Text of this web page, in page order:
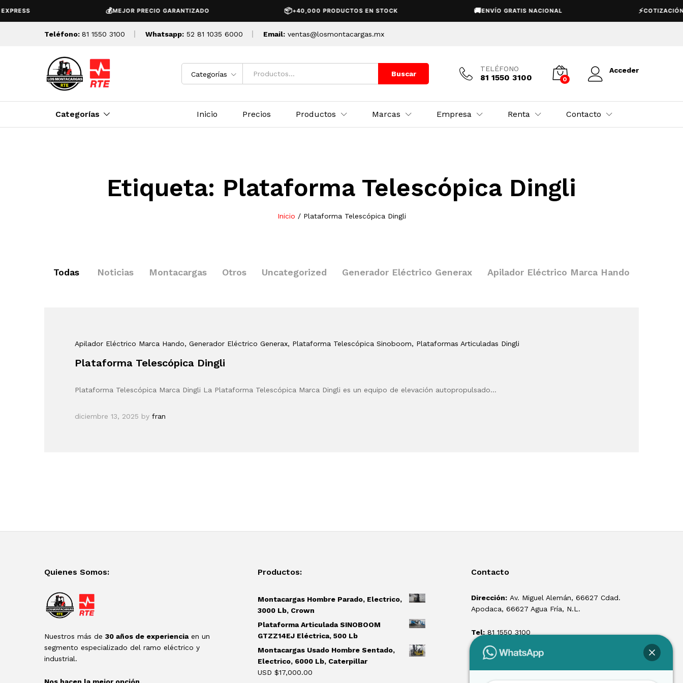
MEJOR PRECIO GARANTIZADO 📦+40,000 PRODUCTOS EN STOCK ENVÍO GRATIS NACIONAL COTIZACIÓN
Teléfono: 81 1550 3100 Whatsapp: 52 81 1035 6000 Email: ventas@losmontacargas.mx
Categorías Buscar
TELÉFONO
81 1550 3100 0
Acceder
Categorías Inicio Precios Productos Marcas Empresa Renta Contacto
Etiqueta: Plataforma Telescópica Dingli
Inicio / Plataforma Telescópica Dingli
Todas Noticias Montacargas Otros Uncategorized Generador Eléctrico Generax Apilador Eléctrico Marca Hando
Apilador Eléctrico Marca Hando, Generador Eléctrico Generax, Plataforma Telescópica Sinoboom, Plataformas Articuladas Dingli
Plataforma Telescópica Dingli
Plataforma Telescópica Marca Dingli La Plataforma Telescópica Marca Dingli es un equipo de elevación autopropulsado…
diciembre 13, 2025 by fran
Quienes Somos:
Nuestros más de 30 años de experienciaen un
segmento especializado del ramo eléctrico y
industrial.
Productos:
Montacargas Hombre Parado, Electrico,
3000 Lb, Crown
Plataforma Articulada SINOBOOM
GTZZ14EJ Eléctrica, 500 Lb
Montacargas Usado Hombre Sentado,
Electrico, 6000 Lb, Caterpillar
USD $17,000.00
Contacto
Dirección: Av. Miguel Alemán, 66627 Cdad.
Apodaca, 66627 Agua Fría, N.L.
Tel: 81 1550 3100
ventas@losmontacargas.mx